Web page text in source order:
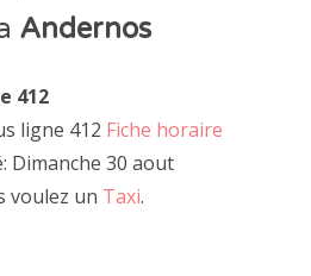
Andernos
412
ligne 412 Fiche horaire
Dimanche 30 aout
voulez un Taxi.